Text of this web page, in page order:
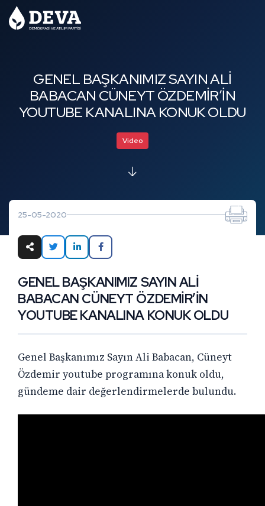
GENEL BAŞKANIMIZ SAYIN ALİ
BABACAN CÜNEYT ÖZDEMİR’İN
YOUTUBE KANALINA KONUK OLDU
Video
25-05-2020
GENEL BAŞKANIMIZ SAYIN ALİ
BABACAN CÜNEYT ÖZDEMİR’İN
YOUTUBE KANALINA KONUK OLDU
Genel Başkanımız Sayın Ali Babacan, Cüneyt
Özdemir youtube programına konuk oldu,
gündeme dair değerlendirmelerde bulundu.